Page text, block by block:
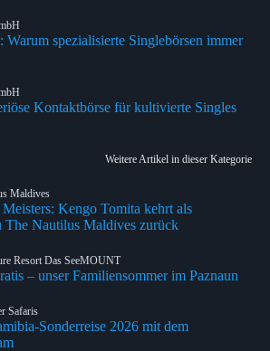
spezialisierte Singlebörsen immer
Kontaktbörse für kultivierte Singles
Weitere Artikel in dieser Kategorie
Maldives
Kengo Tomita kehrt als
The Nautilus Maldives zurück
Resort Das SeeMOUNT
– unser Familiensommer im Paznaun
Safaris
Sonderreise 2026 mit dem